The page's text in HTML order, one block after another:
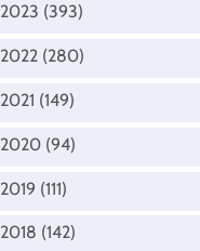
2023 (393)
2022 (280)
2021 (149)
2020 (94)
2019 (111)
2018 (142)